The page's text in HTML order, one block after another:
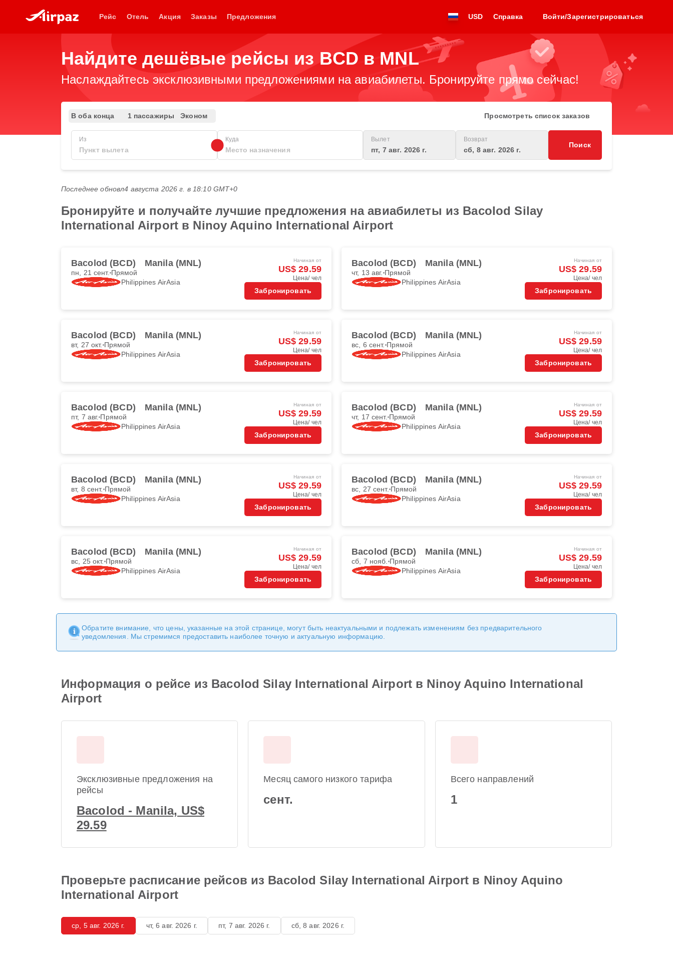
Рейс Отель Акция Заказы Предложения USD Справка Войти/Зарегистрироваться
Найдите дешёвые рейсы из BCD в MNL
Наслаждайтесь эксклюзивными предложениями на авиабилеты. Бронируйте прямо сейчас!
В оба конца 1 пассажиры Эконом Просмотреть список заказов
Из Куда Вылет
пт, 7 авг. 2026 г.
Возврат
сб, 8 авг. 2026 г.
Поиск
Последнее обновл4 августа 2026 г. в 18:10 GMT+0
Бронируйте и получайте лучшие предложения на авиабилеты из Bacolod Silay
International Airport в Ninoy Aquino International Airport
Bacolod (BCD) Manila (MNL)
пн, 21 сент. Прямой
Philippines AirAsia
Начиная от
US$ 29.59
Цена/ чел
Забронировать
Bacolod (BCD) Manila (MNL)
чт, 13 авг. Прямой
Philippines AirAsia
Начиная от
US$ 29.59
Цена/ чел
Забронировать
Bacolod (BCD) Manila (MNL)
вт, 27 окт. Прямой
Philippines AirAsia
Начиная от
US$ 29.59
Цена/ чел
Забронировать
Bacolod (BCD) Manila (MNL)
вс, 6 сент. Прямой
Philippines AirAsia
Начиная от
US$ 29.59
Цена/ чел
Забронировать
Bacolod (BCD) Manila (MNL)
пт, 7 авг. Прямой
Philippines AirAsia
Начиная от
US$ 29.59
Цена/ чел
Забронировать
Bacolod (BCD) Manila (MNL)
чт, 17 сент. Прямой
Philippines AirAsia
Начиная от
US$ 29.59
Цена/ чел
Забронировать
Bacolod (BCD) Manila (MNL)
вт, 8 сент. Прямой
Philippines AirAsia
Начиная от
US$ 29.59
Цена/ чел
Забронировать
Bacolod (BCD) Manila (MNL)
вс, 27 сент. Прямой
Philippines AirAsia
Начиная от
US$ 29.59
Цена/ чел
Забронировать
Bacolod (BCD) Manila (MNL)
вс, 25 окт. Прямой
Philippines AirAsia
Начиная от
US$ 29.59
Цена/ чел
Забронировать
Bacolod (BCD) Manila (MNL)
сб, 7 нояб. Прямой
Philippines AirAsia
Начиная от
US$ 29.59
Цена/ чел
Забронировать
Обратите внимание, что цены, указанные на этой странице, могут быть неактуальными и подлежать изменениям без предварительного
уведомления. Мы стремимся предоставить наиболее точную и актуальную информацию.
Информация о рейсе из Bacolod Silay International Airport в Ninoy Aquino International
Airport
Эксклюзивные предложения на
рейсы
Bacolod - Manila, US$
29.59
Месяц самого низкого тарифа
сент.
Всего направлений
1
Проверьте расписание рейсов из Bacolod Silay International Airport в Ninoy Aquino
International Airport
ср, 5 авг. 2026 г. чт, 6 авг. 2026 г. пт, 7 авг. 2026 г. сб, 8 авг. 2026 г.